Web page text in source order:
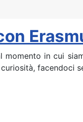
momento in cui
facendoci